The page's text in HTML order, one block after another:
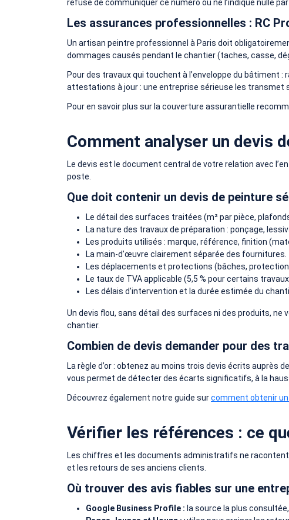
refuse de communiquer ce numéro ou ne l’indique nulle
Les assurances professionnelles : RC
Un artisan peintre professionnel à Paris doit
dommages causés pendant le chantier (taches, casse,
Pour des travaux qui touchent à l’enveloppe du
attestations à jour : une entreprise sérieuse les transmet
Pour en savoir plus sur la couverture assurantielle
Comment analyser un devis
Le devis est le document central de votre relation avec
poste.
Que doit contenir un devis de peinture
Le détail des surfaces traitées (m² par pièce,
La nature des travaux de préparation : ponçage,
Les produits utilisés : marque, référence, finition
La main-d’œuvre clairement séparée des fournitures.
Les déplacements et protections (bâches,
Le taux de TVA applicable (5,5 % pour certains
Les délais d’intervention et la durée estimée du
Un devis flou, sans détail des surfaces ni des produits,
chantier.
Combien de devis demander pour des
La règle d’or : obtenez au moins trois devis écrits
vous permet de détecter des écarts significatifs, à la
Découvrez également notre guide surcomment obtenir un
Vérifier les références : ce
Les chiffres et les documents administratifs ne racontent
et les retours de ses anciens clients.
Où trouver des avis fiables sur une
Google Business Profile : la source la plus